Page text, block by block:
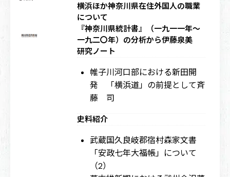
横浜ほか神奈川県在住外国人の職業
について
『神奈川県統計書』（一九一一年～
一九二〇年）の分析から伊藤泉美
研究ノート
帷子川河口部における新田開
発 「横浜道」の前提として斉
藤 司
史料紹介
武蔵国久良岐郡宿村森家文書
「安政七年大福帳」について
（2）